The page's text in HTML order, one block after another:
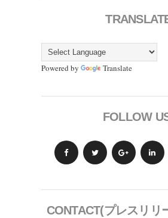
Powered by Translate
FOLLOW
CONTACT(プレスリリ